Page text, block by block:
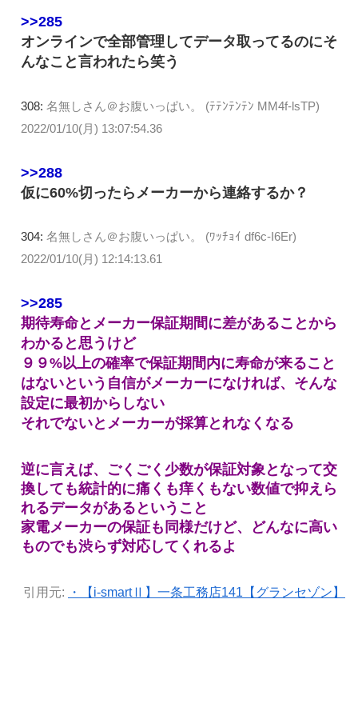
>>285
オンラインで全部管理してデータ取ってるのにそ
んなこと言われたら笑う
308: 名無しさん＠お腹いっぱい。 (ﾃﾃﾝﾃﾝﾃﾝ MM4f-lsTP)
2022/01/10(月) 13:07:54.36
>>288
仮に60%切ったらメーカーから連絡するか？
304: 名無しさん＠お腹いっぱい。 (ﾜｯﾁｮｲ df6c-I6Er)
2022/01/10(月) 12:14:13.61
>>285
期待寿命とメーカー保証期間に差があることから
わかると思うけど
９９%以上の確率で保証期間内に寿命が来ること
はないという自信がメーカーになければ、そんな
設定に最初からしない
それでないとメーカーが採算とれなくなる
逆に言えば、ごくごく少数が保証対象となって交
換しても統計的に痛くも痒くもない数値で抑えら
れるデータがあるということ
家電メーカーの保証も同様だけど、どんなに高い
ものでも渋らず対応してくれるよ
引用元: ・【i-smartⅡ】一条工務店141【グランセゾン】